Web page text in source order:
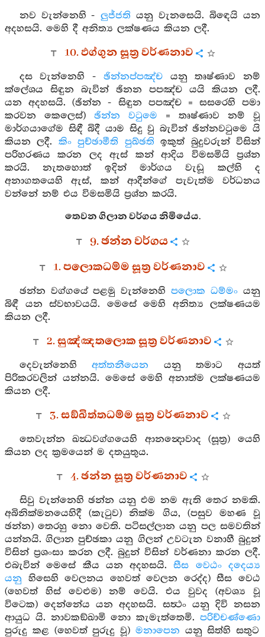
නව වැන්නෙහි -ලුජ්ජති යනු වැනසෙයි. බිඳෙයි යන
අදහසයි. මෙහි දී අනිත්‍ය ලක්ෂණය කියන ලදී.
10. ඵග්ගුන සූත්‍ර වර්ණනාව
දස වැන්නෙහි -ඡින්නප්පඤ්ච යනු තෘෂ්ණාව නම්
ක්ලේශය සිඳුන බැවින් ඡිනන පපඤ්ච යයි කියන ලදී.
යන අදහසයි. (ඡින්න - සිඳුන පපඤ්ච = සසරෙහි පමා
කරවන කෙලෙස්) ඡින්න වටුමෙ = තෘෂ්ණාව නම් වූ
මාර්ගයාගේම සිඳී බිදී යාම සිදු වු බැවින් ඡින්නවටුමෙ යි
කියන ලදී. කිං පුච්ඡාමීති පුඛ්ඡති ඉකුත් බුදුවරුන් විසින්
පරිහරණය කරන ලද ඇස් කන් ආදිය විමසමියි ප්‍රශ්න
කරයි. නැතහොත් ඉදින් මාර්ගය වැඩූ කල්හි ද
අනාගතයෙහි ඇස්, කන් ආදීන්ගේ පැවැත්ම වර්ධනය
වන්නේ නම් එය විමසමියි ප්‍රශ්න කරයි.
තෙවන ගිලාන වර්ගය නිමියේය.
9. ඡන්න වර්ගය
1. පලොකධම්ම සූත්‍ර වර්ණනාව
ඡන්න වග්ගයේ පළමු වැන්නෙහිපලොක ධම්මං යනු
බිඳී යන ස්වභාවයයි. මෙසේ මෙහි අනිත්‍ය ලක්ෂණයම
කියන ලදී.
2. සුඤ්ඤතලොක සූත්‍ර වර්ණනාව
දෙවැන්නෙහිඅත්තනීයෙන යනු තමාට අයත්
පිරිකරවලින් යන්නයි. මෙසේ මෙහි අනාත්ම ලක්ෂණයම
කියන ලදී.
3. සඞ්ඛිත්තධම්ම සූත්‍ර වර්ණනාව
තෙවැන්න ඛන්‍ධවග්ගයෙහි ආනන්‍දොවාද (සූත්‍ර) යෙහි
කියන ලද ක්‍රමයෙන් ම දතයුතුය.
4. ඡන්න සූත්‍ර වර්ණනාව
සිවු වැන්නෙහි ඡන්න යනු එම නම ඇති තෙර නමකි.
අබිනික්මනයෙහිදී (කැටුව) නික්ම ගිය, (පසුව මහණ වූ
ඡන්න) තෙරහු නො වෙති. පටිසල්ලාන යනු පල සමවතින්
යන්නයි. ගිලාන පුච්ඡකා යනු ගිලන් උවටැන වනාහී බුදුන්
විසින් ප්‍රශංසා කරන ලදී. බුදුන් විසින් වර්ණනා කරන ලදී.
එබැවින් මෙසේ කීය යන අදහසයි.සීස වෙඨං දදෙය්‍ය
යනු හිසෙහි වෙලනය හෙවත් වෙලන රෙද්ද) සීස වෙඨ
(හෙවත් හිස් වෙළුම) නම් වෙයි. එය වුවද (අවශ්‍ය වූ
විටෙක) දෙන්නේය යන අදහසයි. සත්‍ථං යනු දිවි නසන
ආයුධ යි. නාවකඞ්ඛාමි නො කැමැත්තෙමි. පරිච්චණ්ණො
පුරුදු කළ (හෙවත් පුරුදු වූ) මනාපෙන යනු සිත්හි සතුට